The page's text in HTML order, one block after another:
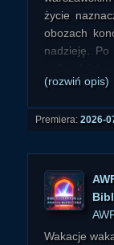
życie
obozach
nadzieję. Po
(rozwiń opis)
Premiera: 2026-
Wakacje